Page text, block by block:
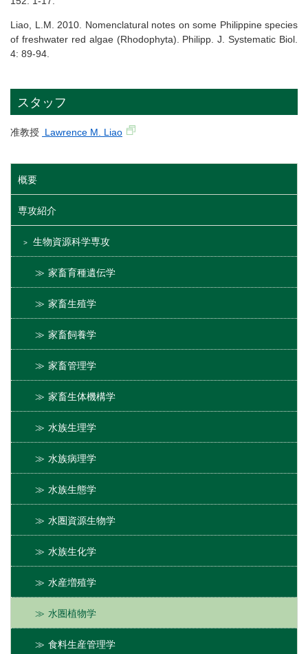
Liao, L.M. 2010. Nomenclatural notes on some Philippine species
of freshwater red algae (Rhodophyta). Philipp. J. Systematic Biol.
4: 89-94.
スタッフ
准教授 Lawrence M. Liao
概要
専攻紹介
生物資源科学専攻
家畜育種遺伝学
家畜生殖学
家畜飼養学
家畜管理学
家畜生体機構学
水族生理学
水族病理学
水族生態学
水圏資源生物学
水族生化学
水産増殖学
水圏植物学
食料生産管理学